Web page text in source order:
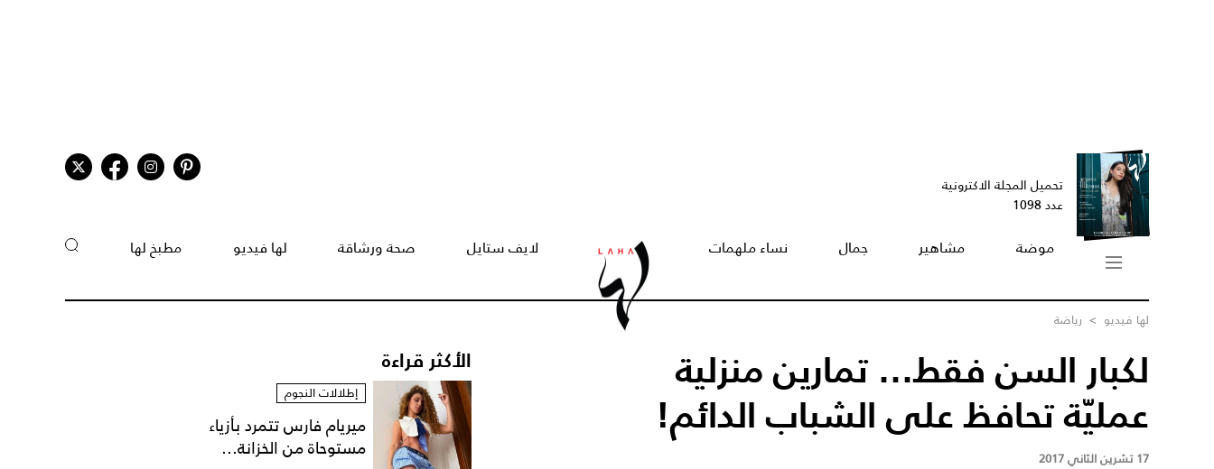
تحميل المجلة الاكترونية
عدد 1098
موضة مشاهير جمال نساء ملهمات لايف ستايل صحة ورشاقة لها فيديو مطبخ لها
لها فيديو > رياضة
لكبار السن فقط... تمارين منزلية
عمليّة تحافظ على الشباب الدائم!
17 تشرين الثاني 2017
الأكثر قراءة
إطلالات النجوم
ميريام فارس تتمرد بأزياء
مستوحاة من الخزانة...